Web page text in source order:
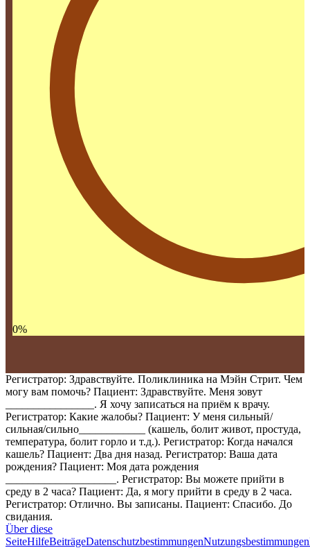
0%
Регистратор: Здравствуйте. Поликлиника на Мэйн Стрит. Чем
могу вам помочь? Пациент: Здравствуйте. Меня зовут
________________. Я хочу записаться на приём к врачу.
Регистратор: Какие жалобы? Пациент: У меня сильный/
сильная/сильно____________ (кашель, болит живот, простуда,
температура, болит горло и т.д.). Регистратор: Когда начался
кашель? Пациент: Два дня назад. Регистратор: Ваша дата
рождения? Пациент: Моя дата рождения
____________________. Регистратор: Вы можете прийти в
среду в 2 часа? Пациент: Да, я могу прийти в среду в 2 часа.
Регистратор: Отлично. Вы записаны. Пациент: Спасибо. До
свидания.
Über diese
SeiteHilfeBeiträgeDatenschutzbestimmungenNutzungsbestimmungen